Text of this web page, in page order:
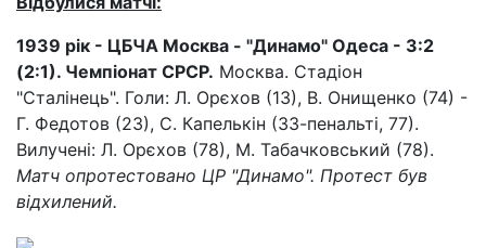
1939 рік - ЦБЧА Москва - "Динамо" Одеса - 3:2
(2:1). Чемпіонат СРСР. Москва. Стадіон
"Сталінець". Голи: Л. Орєхов (13), В. Онищенко (74) -
Г. Федотов (23), С. Капелькін (33-пенальті, 77).
Вилучені: Л. Орєхов (78), М. Табачковський (78).
Матч опротестовано ЦР "Динамо". Протест був
відхилений.